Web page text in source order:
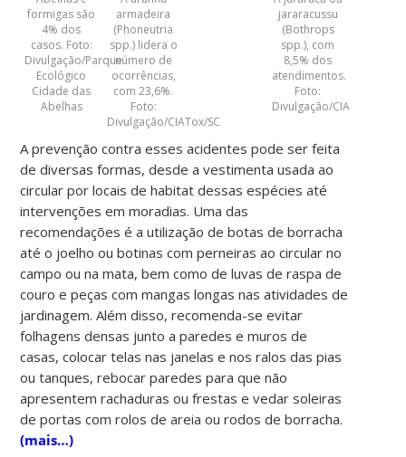
formigas são
4% dos
casos. Foto:
Divulgação/Parque
Ecológico
Cidade das
Abelhas
armadeira
(Phoneutria
spp.) lidera o
número de
ocorrências,
com 23,6%.
Foto:
Divulgação/CIATox/SC
jararacussu
(Bothrops
spp.), com
8,5% dos
atendimentos.
Foto:
Divulgação/CIATox/SC
A prevenção contra esses acidentes pode ser feita
de diversas formas, desde a vestimenta usada ao
circular por locais de habitat dessas espécies até
intervenções em moradias. Uma das
recomendações é a utilização de botas de borracha
até o joelho ou botinas com perneiras ao circular no
campo ou na mata, bem como de luvas de raspa de
couro e peças com mangas longas nas atividades de
jardinagem. Além disso, recomenda-se evitar
folhagens densas junto a paredes e muros de
casas, colocar telas nas janelas e nos ralos das pias
ou tanques, rebocar paredes para que não
apresentem rachaduras ou frestas e vedar soleiras
de portas com rolos de areia ou rodos de borracha.
(mais…)